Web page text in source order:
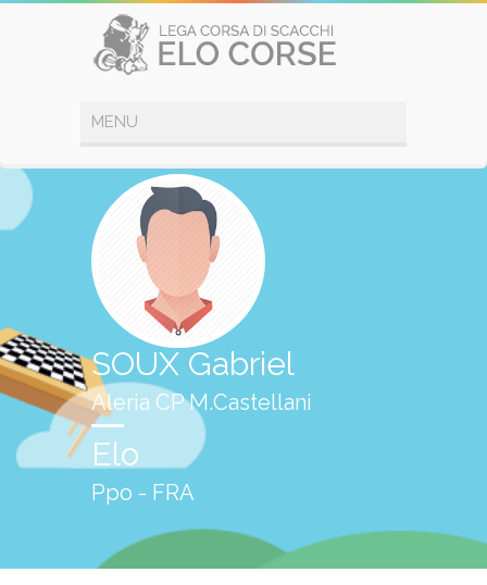
SOUX Gabriel
Aleria CP M.Castellani
Elo
Ppo - FRA